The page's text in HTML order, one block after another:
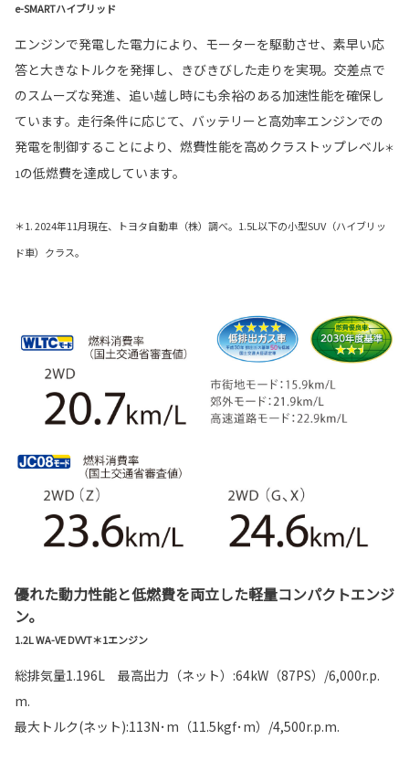
e-SMARTハイブリッド
エンジンで発電した電力により、モーターを駆動させ、素早い応
答と大きなトルクを発揮し、きびきびした走りを実現。交差点で
のスムーズな発進、追い越し時にも余裕のある加速性能を確保し
ています。走行条件に応じて、バッテリーと高効率エンジンでの
発電を制御することにより、燃費性能を高めクラストップレベル＊
1の低燃費を達成しています。
＊1. 2024年11月現在、トヨタ自動車（株）調べ。1.5L以下の小型SUV（ハイブリッ
ド車）クラス。
優れた動力性能と低燃費を両立した軽量コンパクトエンジ
ン。
1.2L WA-VE DVVT＊1エンジン
総排気量1.196L 最高出力（ネット）:64kW（87PS）/6,000r.p.
m.
最大トルク(ネット):113N･m（11.5kgf･m）/4,500r.p.m.